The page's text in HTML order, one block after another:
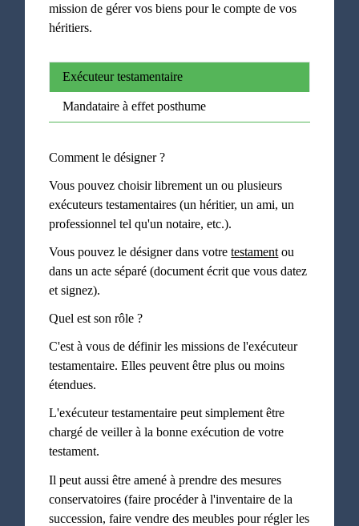
mission de gérer vos biens pour le compte de vos
héritiers.
Exécuteur testamentaire
Mandataire à effet posthume
Comment le désigner ?
Vous pouvez choisir librement un ou plusieurs
exécuteurs testamentaires (un héritier, un ami, un
professionnel tel qu'un notaire, etc.).
Vous pouvez le désigner dans votretestament ou
dans un acte séparé (document écrit que vous datez
et signez).
Quel est son rôle ?
C'est à vous de définir les missions de l'exécuteur
testamentaire. Elles peuvent être plus ou moins
étendues.
L'exécuteur testamentaire peut simplement être
chargé de veiller à la bonne exécution de votre
testament.
Il peut aussi être amené à prendre des mesures
conservatoires (faire procéder à l'inventaire de la
succession, faire vendre des meubles pour régler les